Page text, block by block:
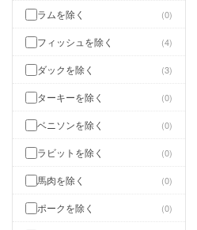
ラムを除く 0
フィッシュを除く 4
ダックを除く 3
ターキーを除く 0
ベニソンを除く 0
ラビットを除く 0
馬肉を除く 0
ポークを除く 0